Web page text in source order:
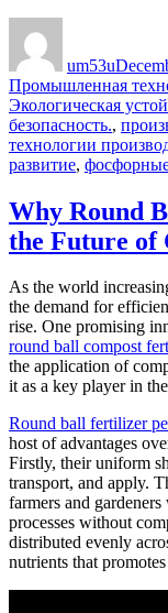
um53u
Промышленная
Экологическая
безопасность.,
технологии
развитие,
Why Round
the Future of
As the world
the demand for
rise. One promising
round ball compost
the application of
it as a key player in
Round ball fertilizer
host of advantages
Firstly, their uniform
transport, and apply.
farmers and
processes without
distributed evenly
nutrients that